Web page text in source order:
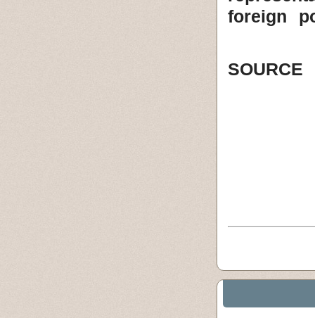
foreign